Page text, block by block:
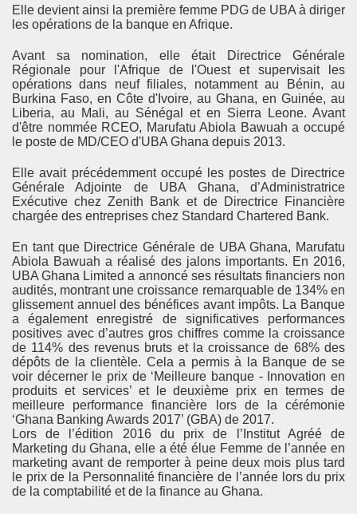
Elle devient ainsi la première femme PDG de UBA à diriger
les opérations de la banque en Afrique.
Avant sa nomination, elle était Directrice Générale
Régionale pour l'Afrique de l'Ouest et supervisait les
opérations dans neuf filiales, notamment au Bénin, au
Burkina Faso, en Côte d'Ivoire, au Ghana, en Guinée, au
Liberia, au Mali, au Sénégal et en Sierra Leone. Avant
d'être nommée RCEO, Marufatu Abiola Bawuah a occupé
le poste de MD/CEO d'UBA Ghana depuis 2013.
Elle avait précédemment occupé les postes de Directrice
Générale Adjointe de UBA Ghana, d’Administratrice
Exécutive chez Zenith Bank et de Directrice Financière
chargée des entreprises chez Standard Chartered Bank.
En tant que Directrice Générale de UBA Ghana, Marufatu
Abiola Bawuah a réalisé des jalons importants. En 2016,
UBA Ghana Limited a annoncé ses résultats financiers non
audités, montrant une croissance remarquable de 134% en
glissement annuel des bénéfices avant impôts. La Banque
a également enregistré de significatives performances
positives avec d’autres gros chiffres comme la croissance
de 114% des revenus bruts et la croissance de 68% des
dépôts de la clientèle. Cela a permis à la Banque de se
voir décerner le prix de ‘Meilleure banque - Innovation en
produits et services’ et le deuxième prix en termes de
meilleure performance financière lors de la cérémonie
‘Ghana Banking Awards 2017’ (GBA) de 2017.
Lors de l’édition 2016 du prix de l’Institut Agréé de
Marketing du Ghana, elle a été élue Femme de l’année en
marketing avant de remporter à peine deux mois plus tard
le prix de la Personnalité financière de l’année lors du prix
de la comptabilité et de la finance au Ghana.